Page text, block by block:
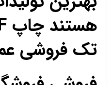
تک فروشی